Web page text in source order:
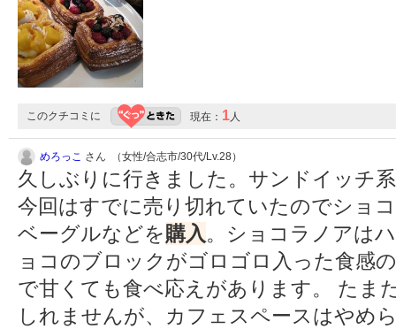
このクチコミに 現在： 1人
めろっこ さん （女性/合志市/30代/Lv.28）
久しぶりに行きました。サンドイッチ
今回はすでに売り切れていたのでショ
ベーグルなどを購入。ショコラノアは
ョコのブロックがゴロゴロ入った食感
で甘くても食べ応えがあります。 たま
しれませんが、カフェスペースはやめ